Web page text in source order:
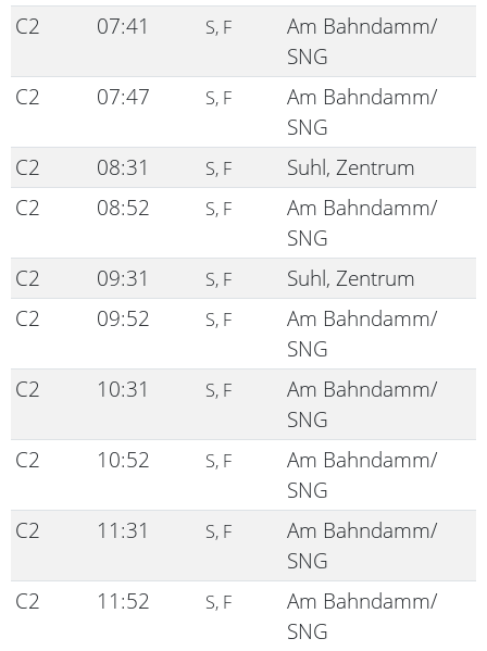
C2
07:41 S, F
Am Bahndamm/
SNG
C2
07:47 S, F
Am Bahndamm/
SNG
C2
08:31 S, F
Suhl, Zentrum
C2
08:52 S, F
Am Bahndamm/
SNG
C2
09:31 S, F
Suhl, Zentrum
C2
09:52 S, F
Am Bahndamm/
SNG
C2
10:31 S, F
Am Bahndamm/
SNG
C2
10:52 S, F
Am Bahndamm/
SNG
C2
11:31 S, F
Am Bahndamm/
SNG
C2
11:52 S, F
Am Bahndamm/
SNG